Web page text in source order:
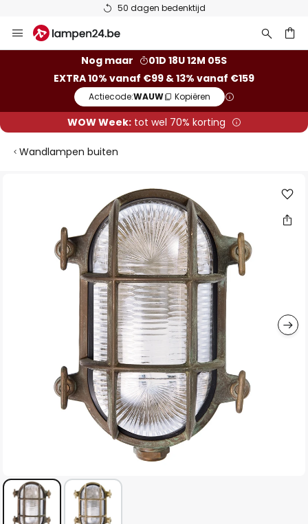
50 dagen bedenktijd
naar
Nog maar
01D 18U 12M 05S
EXTRA 10% vanaf €99 & 13% vanaf €159
Actiecode:WAUW Kopiëren
WOW Week:tot wel 70% korting
Wandlampen buiten